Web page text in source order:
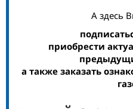
А здесь
приобрести
а также заказать